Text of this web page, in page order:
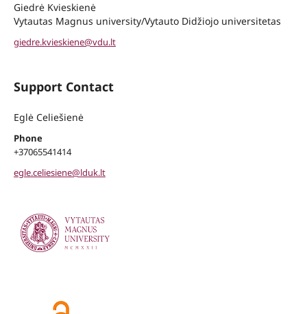
Giedrė Kvieskienė
Vytautas Magnus university/Vytauto Didžiojo universitetas
giedre.kvieskiene@vdu.lt
Support Contact
Eglė Celiešienė
Phone
+37065541414
egle.celiesiene@lduk.lt